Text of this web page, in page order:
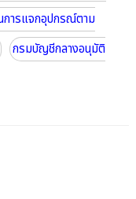
การแจกอุปกรณ์ตาม
กรมบัญชีกลางอนุมัติ